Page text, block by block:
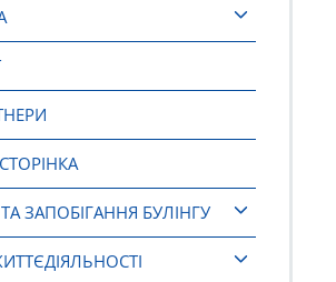
ЗАПОБІГАННЯ БУЛІНГУ